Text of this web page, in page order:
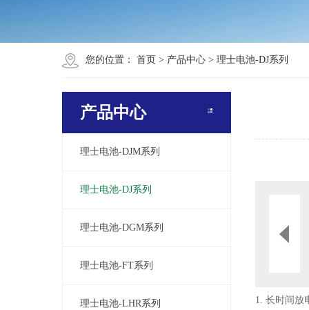
您的位置： 首页 > 产品中心 > 理士电池-DJ系列
产品中心
理士电池-DJM系列
理士电池-DJ系列
理士电池-DGM系列
理士电池-FT系列
理士电池-LHR系列
1. 长时间放